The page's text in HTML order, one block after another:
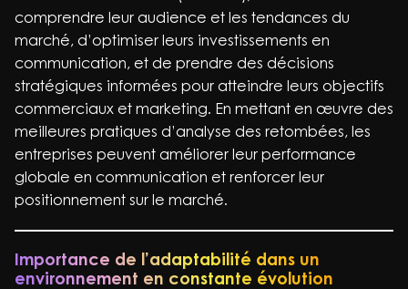
comprendre leur audience et les tendances du
marché, d’optimiser leurs investissements en
communication, et de prendre des décisions
stratégiques informées pour atteindre leurs objectifs
commerciaux et marketing. En mettant en œuvre des
meilleures pratiques d’analyse des retombées, les
entreprises peuvent améliorer leur performance
globale en communication et renforcer leur
positionnement sur le marché.
Importance de l’adaptabilité dans un
environnement en constante évolution